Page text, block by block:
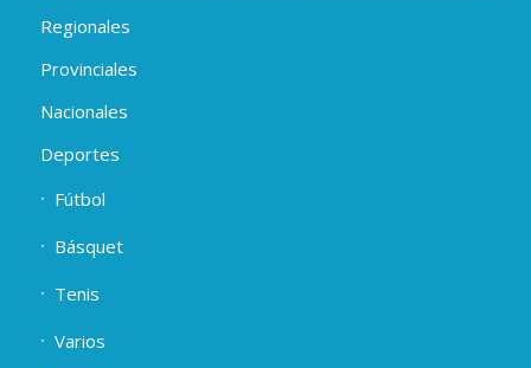
Regionales
Provinciales
Nacionales
Deportes
Fútbol
Básquet
Tenis
Varios